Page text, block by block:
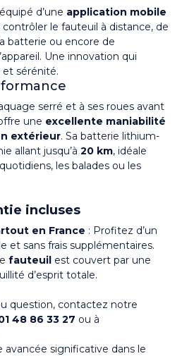
d’une application mobile
le fauteuil à distance, de
batterie ou encore de
Une innovation qui
sérénité.
serré et à ses roues avant
une excellente maniabilité
extérieur. Sa batterie lithium-
allant jusqu’à 20 km, idéale
les balades ou les
incluses
en France : Profitez d’un
et sans frais supplémentaires.
fauteuil est couvert par une
d’esprit totale.
question, contactez notre
48 86 33 27 ou à
avancée significative dans le